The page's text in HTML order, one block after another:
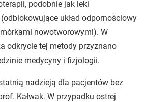
podobnie jak leki
układ odpornościowy
nowotworowymi). W
odkrycie tej metody przyznano
medycyny i fizjologii.
nadzieją dla pacjentów bez
Kałwak. W przypadku ostrej